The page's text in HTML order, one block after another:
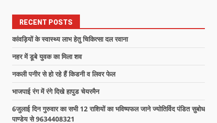
RECENT POSTS
कांवड़ियों के स्वास्थ्य लाभ हेतु चिकित्सा दल रवाना
नहर में डूबे युवक का मिला शव
नकली पनीर से हो रहे हैं किडनी व लिवर फेल
भाजपाई रंग में रंगे दिखे हापुड चेयरमैन
6जुलाई दिन गुरुवार का सभी 12 राशियों का भविष्यफल जाने ज्योतिर्विद पंडित सुबोध
पाण्डेय से 9634408321